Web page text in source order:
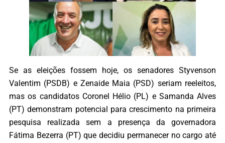
Se as eleições fossem hoje, os senadores Styvenson
Valentim (PSDB) e Zenaide Maia (PSD) seriam reeleitos,
mas os candidatos Coronel Hélio (PL) e Samanda Alves
(PT) demonstram potencial para crescimento na primeira
pesquisa realizada sem a presença da governadora
Fátima Bezerra (PT) que decidiu permanecer no cargo até